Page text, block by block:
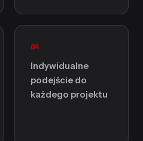
04
Indywidualne
podejście do
każdego projektu